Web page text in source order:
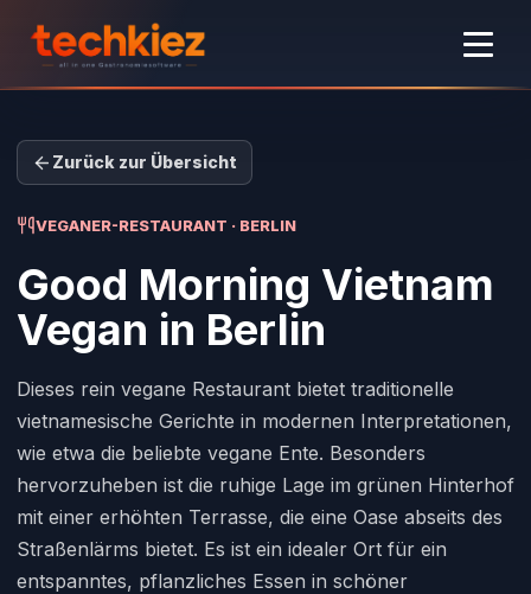
Zurück zur Übersicht
VEGANER-RESTAURANT · BERLIN
Good Morning Vietnam
Vegan in Berlin
Dieses rein vegane Restaurant bietet traditionelle
vietnamesische Gerichte in modernen Interpretationen,
wie etwa die beliebte vegane Ente. Besonders
hervorzuheben ist die ruhige Lage im grünen Hinterhof
mit einer erhöhten Terrasse, die eine Oase abseits des
Straßenlärms bietet. Es ist ein idealer Ort für ein
entspanntes, pflanzliches Essen in schöner